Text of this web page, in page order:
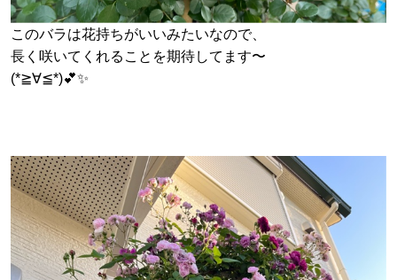
このバラは花持ちがいいみたいなので、
長く咲いてくれることを期待してます〜
(*≧∀≦*)💕✨